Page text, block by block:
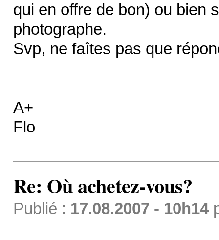
qui en offre de bon) ou bien
photographe.
Svp, ne faîtes pas que
A+
Flo
Re: Où achetez-vous?
Publié : 17.08.2007 - 10h14